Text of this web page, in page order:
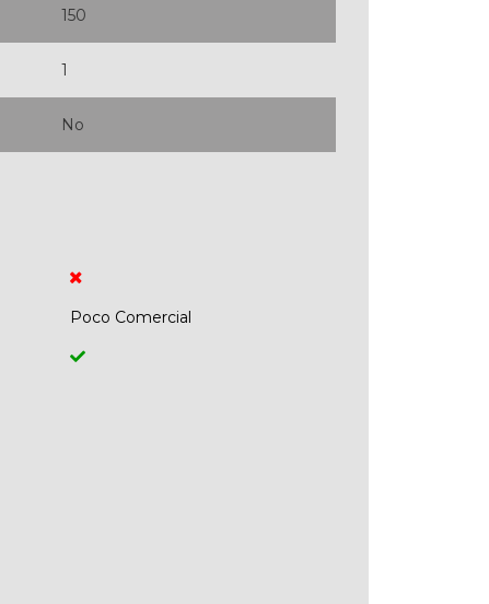
150
1
No
Poco Comercial